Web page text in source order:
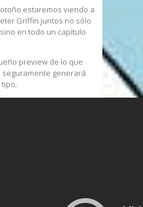
estaremos viendo a
Griffin juntos no sólo
en todo un capítulo
preview de lo que
generará